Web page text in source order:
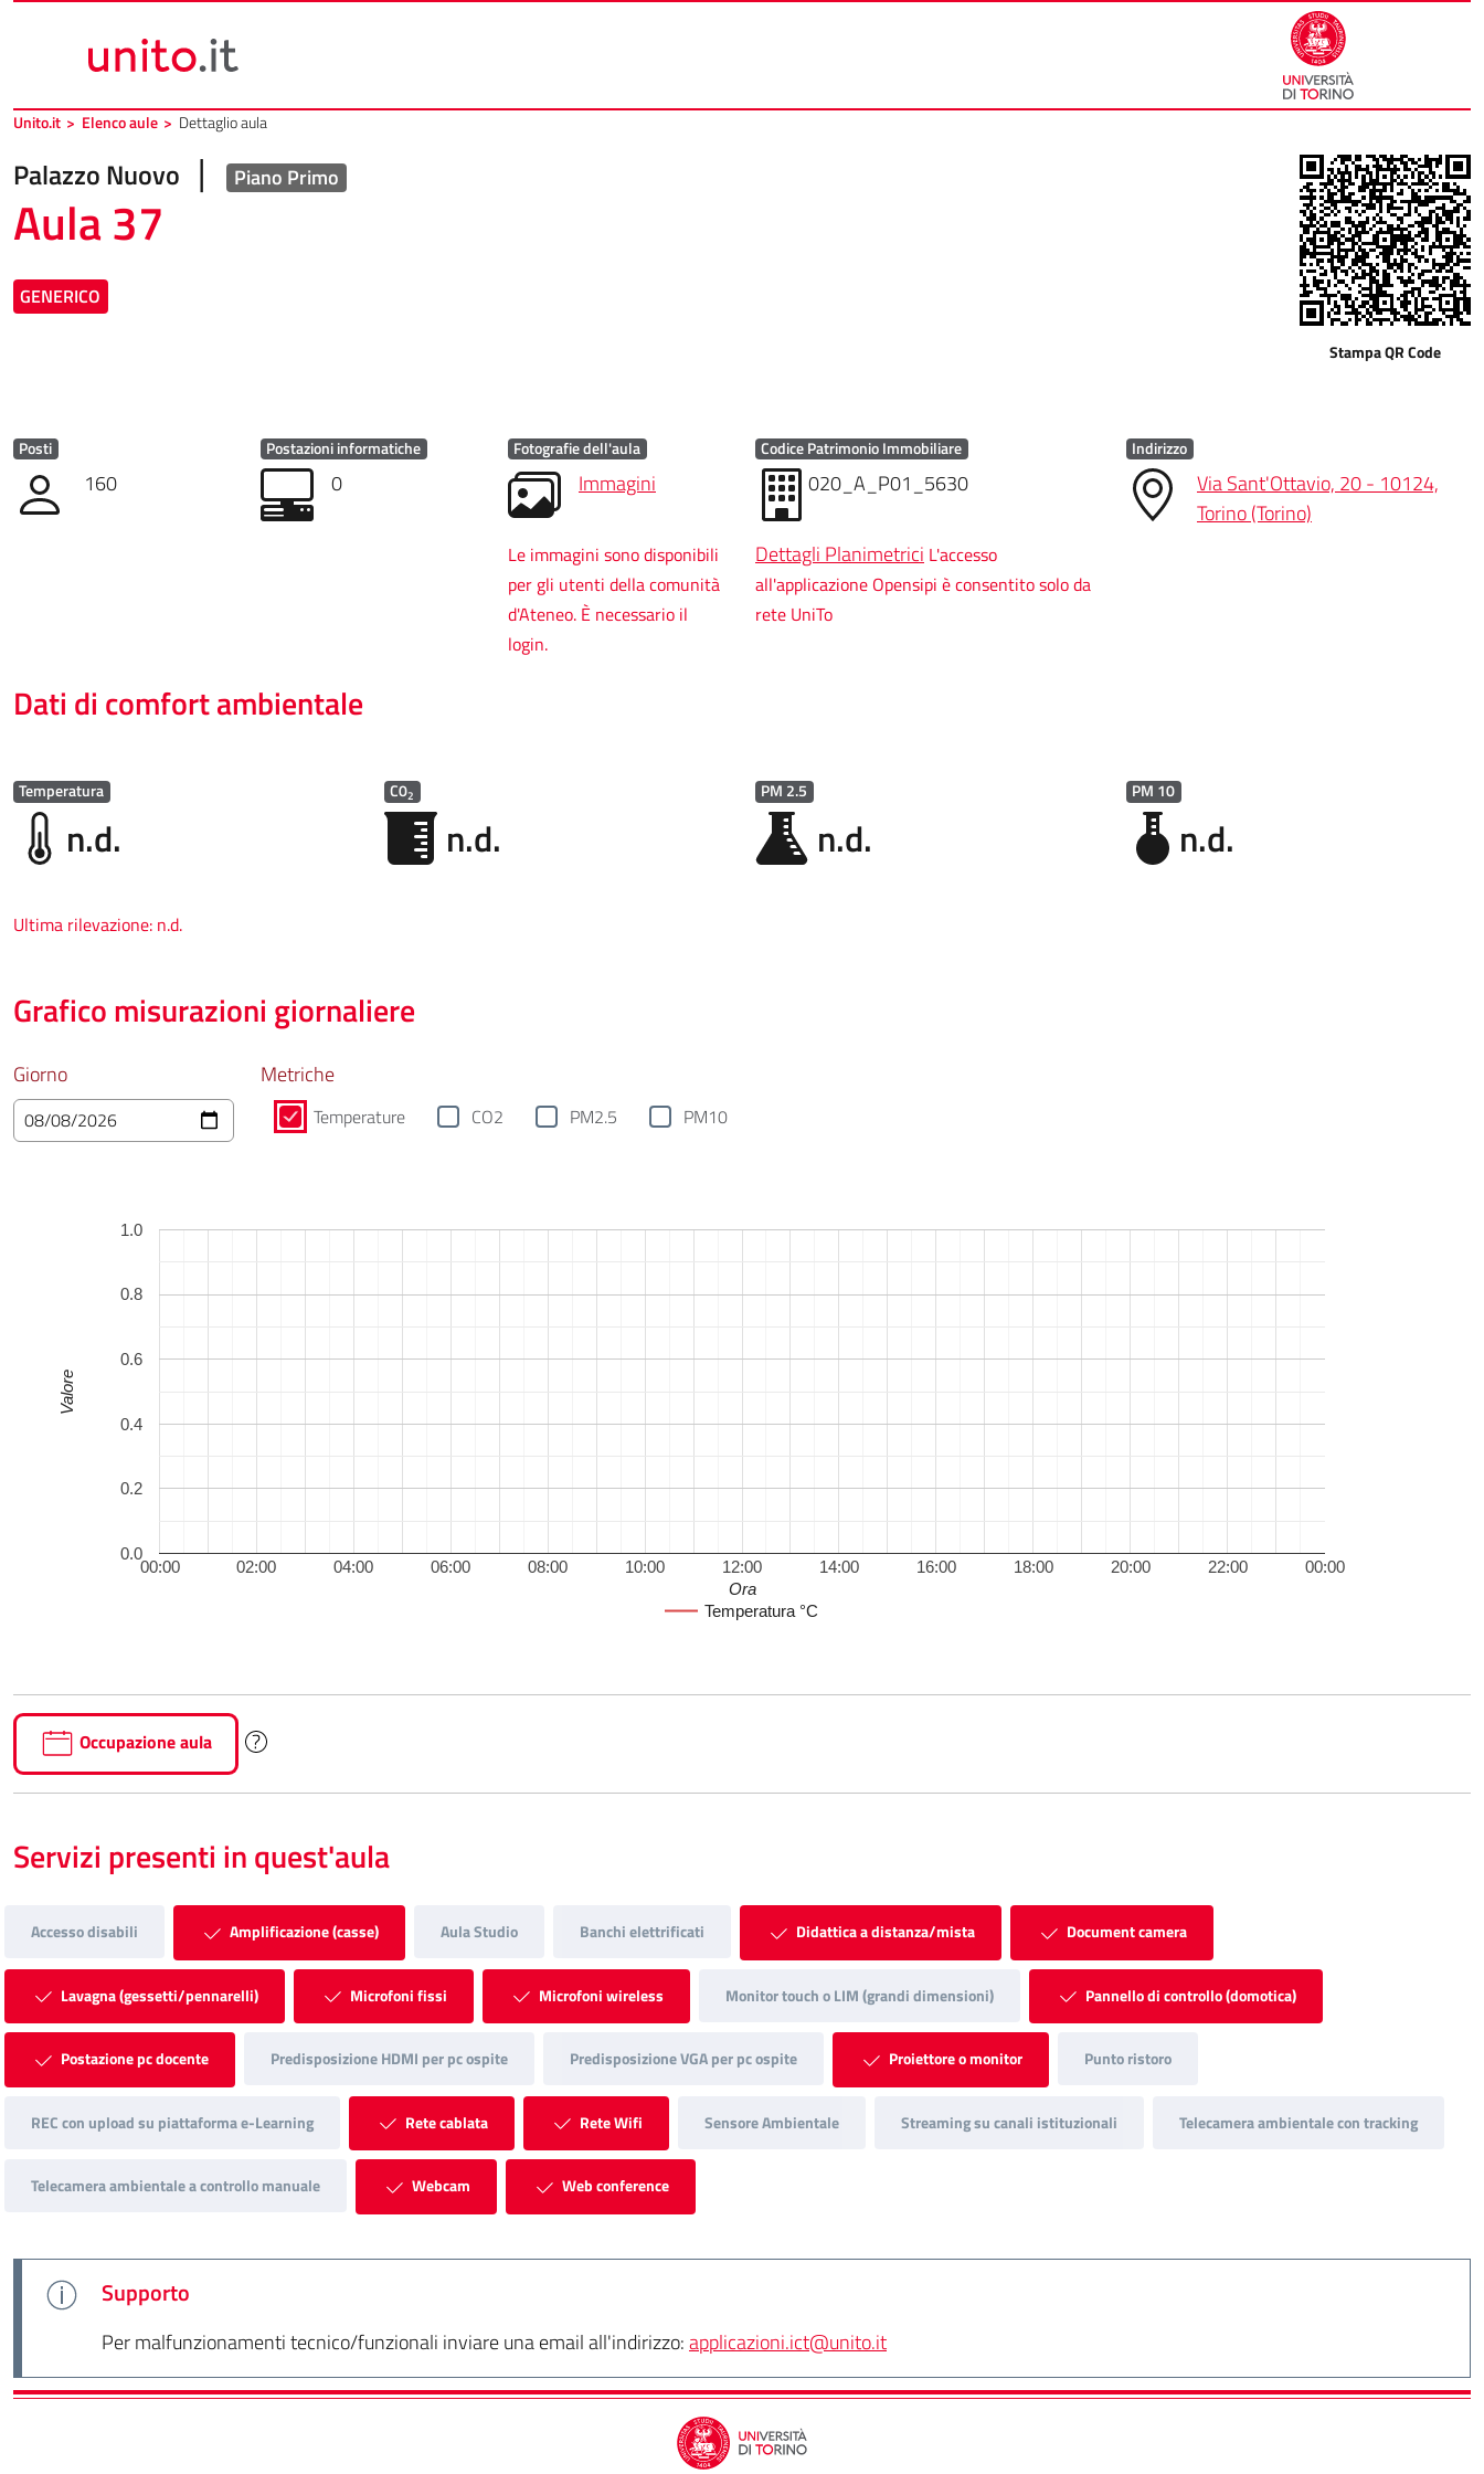
Unito.it > Elenco aule > Dettaglio aula
Palazzo Nuovo | Piano Primo
Aula 37
GENERICO
Stampa QR Code
Posti
160
Postazioni informatiche
0
Fotografie dell'aula
Immagini
Le immagini sono disponibili
per gli utenti della comunità
d'Ateneo. È necessario il
login.
Codice Patrimonio Immobiliare
020_A_P01_5630
Dettagli Planimetrici L'accesso
all'applicazione Opensipi è consentito solo da
rete UniTo
Indirizzo
Via Sant'Ottavio, 20 - 10124,
Torino (Torino)
Dati di comfort ambientale
Temperatura
n.d.
C02
n.d.
PM 2.5
n.d.
PM 10
n.d.
Ultima rilevazione: n.d.
Grafico misurazioni giornaliere
Giorno Metriche
Temperature CO2 PM2.5 PM10
Temperatura °C
00:00 02:00 04:00 06:00 08:00 10:00 12:00 14:00 16:00 18:00 20:00 22:00 00:00
0.0
0.2
0.4
0.6
0.8
1.0
Ora
Valore
Occupazione aula
Servizi presenti in quest'aula
Accesso disabili Amplificazione (casse) Aula Studio Banchi elettrificati Didattica a distanza/mista Document camera
Lavagna (gessetti/pennarelli) Microfoni fissi Microfoni wireless Monitor touch o LIM (grandi dimensioni) Pannello di controllo (domotica)
Postazione pc docente Predisposizione HDMI per pc ospite Predisposizione VGA per pc ospite Proiettore o monitor Punto ristoro
REC con upload su piattaforma e-Learning Rete cablata Rete Wifi Sensore Ambientale Streaming su canali istituzionali Telecamera ambientale con tracking
Telecamera ambientale a controllo manuale Webcam Web conference
Supporto
Per malfunzionamenti tecnico/funzionali inviare una email all'indirizzo:applicazioni.ict@unito.it